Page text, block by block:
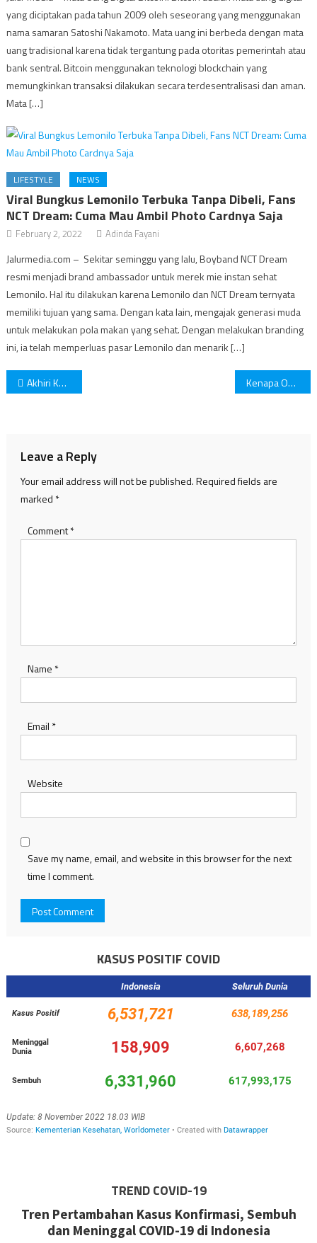
yang diciptakan pada tahun 2009 oleh seseorang yang menggunakan
nama samaran Satoshi Nakamoto. Mata uang ini berbeda dengan mata
uang tradisional karena tidak tergantung pada otoritas pemerintah atau
bank sentral. Bitcoin menggunakan teknologi blockchain yang
memungkinkan transaksi dilakukan secara terdesentralisasi dan aman.
Mata […]
LIFESTYLE NEWS
Viral Bungkus Lemonilo Terbuka Tanpa Dibeli, Fans
NCT Dream: Cuma Mau Ambil Photo Cardnya Saja
February 2, 2022 Adinda Fayani
Jalurmedia.com – Sekitar seminggu yang lalu, Boyband NCT Dream
resmi menjadi brand ambassador untuk merek mie instan sehat
Lemonilo. Hal itu dilakukan karena Lemonilo dan NCT Dream ternyata
memiliki tujuan yang sama. Dengan kata lain, mengajak generasi muda
untuk melakukan pola makan yang sehat. Dengan melakukan branding
ini, ia telah memperluas pasar Lemonilo dan menarik […]
Post
Akhiri Ketimpangan AIDS, Happy AIDS World Day! Kenapa Overwork Dapat Menyebabkan Gagal Jantung?
Leave a Reply
Your email address will not be published.Required fields are
marked *
Comment*
Name *
Email *
Website
Save my name, email, and website in this browser for the next
time I comment.
KASUS POSITIF COVID
TREND COVID-19